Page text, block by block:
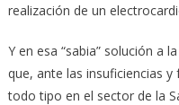
realización de un
Y en esa “sabia” solución a
que, ante las insuficiencias
todo tipo en el sector de la